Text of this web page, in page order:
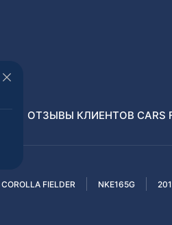
Распилы
ОТЗЫВЫ КЛИЕНТОВ CARS
COROLLA FIELDER NKE165G